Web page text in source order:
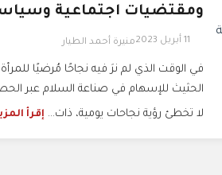
ومقتضيات اجتماعية
11 أبريل 2023 منيرة أحمد الطيار
في الوقت الذي لم نرَ فيه نجاحًا مُرضيًا
الحثيث للإسهام في صناعة السلام عبر
لا تخطئ رؤية نجاحات يومية، ذات... إقرأ